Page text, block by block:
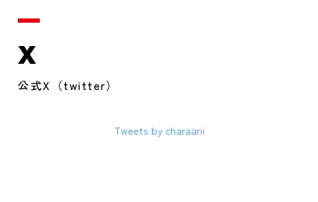
X
公式X（twitter）
Tweets by charaani